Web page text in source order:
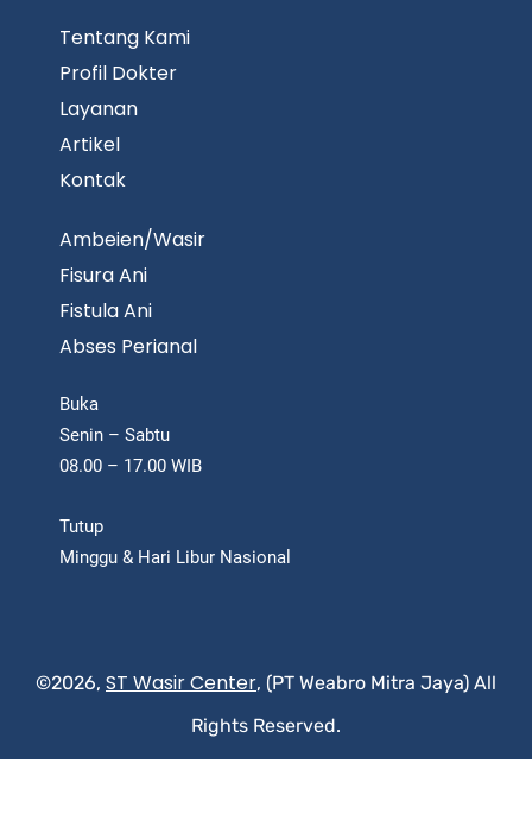
Tentang Kami
Profil Dokter
Layanan
Artikel
Kontak
Ambeien/Wasir
Fisura Ani
Fistula Ani
Abses Perianal
Buka
Senin – Sabtu
08.00 – 17.00 WIB
Tutup
Minggu & Hari Libur Nasional
©2026, ST Wasir Center, (PT Weabro Mitra Jaya) All
Rights Reserved.